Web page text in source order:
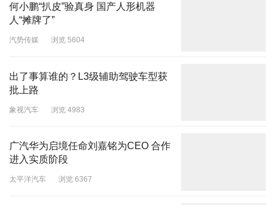
何小鹏“扒皮”验真身 国产人形机器
人“摊牌了”
汽势传媒 浏览 5604
出了事算谁的？L3级辅助驾驶车型获
批上路
象视汽车 浏览 4983
广汽华为启境任命刘嘉铭为CEO 合作
进入实质阶段
太平洋汽车 浏览 6367